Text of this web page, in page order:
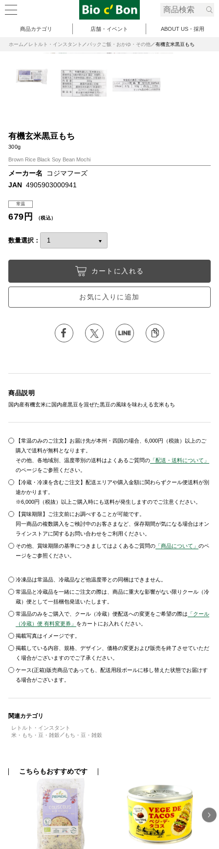
商品カテゴリ 店舗・イベント ABOUT US・採用
ホーム レトルト・インスタント パックご飯・おかゆ・その他 有機玄米黒豆もち
有機玄米黒豆もち
300g
Brown Rice Black Soy Bean Mochi
メーカー名
コジマフーズ
JAN 4905903000941
常温
679円 （税込）
数量選択：
カートに入れる
お気に入りに追加
商品説明
国内産有機玄米に国内産黒豆を混ぜた黒豆の風味を味わえる玄米もち
【常温のみのご注文】お届け先が本州・四国の場合、6,000円（税抜）以上のご
購入で送料が無料となります。
その他、各地域別、温度帯別の送料はよくあるご質問の 「配送・送料について」
のページをご参照ください。
【冷蔵・冷凍を含むご注文】配送エリアや購入金額に関わらずクール便送料が別
途かかります。
※6,000円（税抜）以上ご購入時にも送料が発生しますのでご注意ください。
【賞味期限】ご注文前にお調べすることが可能です。
同一商品の複数購入をご検討中のお客さまなど、保存期間が気になる場合はオン
ラインストアに関するお問い合わせをご利用ください。
その他、賞味期限の基準につきましてはよくあるご質問の 「商品について」のペ
ージをご参照ください。
冷凍品は常温品、冷蔵品など他温度帯との同梱はできません。
常温品と冷蔵品を一緒にご注文の際は、商品に重大な影響がない限りクール（冷
蔵）便として一括梱包発送いたします。
常温品のみをご購入で、クール（冷蔵）便配送への変更をご希望の際は 「クール
（冷蔵）便 有料変更券」 をカートにお入れください。
掲載写真はイメージです。
掲載している内容、規格、デザイン、価格の変更および販売を終了させていただ
く場合がございますのでご了承ください。
ケース(正箱)販売商品であっても、配送用段ボールに移し替えた状態でお届けす
る場合がございます。
関連カテゴリ
レトルト・インスタント
米・もち・豆・雑穀
もち・豆・雑穀
こちらもおすすめです